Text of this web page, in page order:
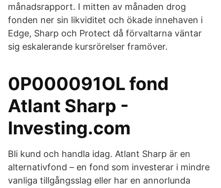
månadsrapport. I mitten av månaden drog
fonden ner sin likviditet och ökade innehaven i
Edge, Sharp och Protect då förvaltarna väntar
sig eskalerande kursrörelser framöver.
0P000091OL fond
Atlant Sharp -
Investing.com
Bli kund och handla idag. Atlant Sharp är en
alternativfond – en fond som investerar i mindre
vanliga tillgångsslag eller har en annorlunda